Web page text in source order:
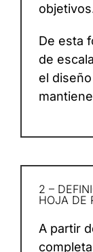
De esta
de
el
2 –
HOJA DE
A partir